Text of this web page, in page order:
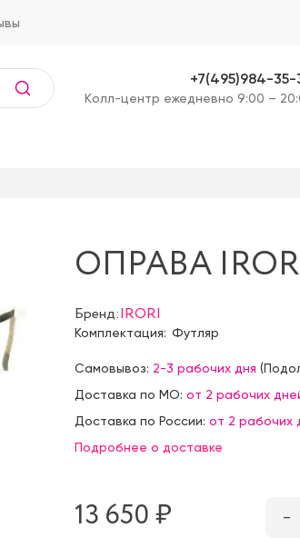
+7(495)984-35-
Kолл-центр ежедневно 9:00 –
ОПРАВА
Бренд:IRORI
Комплектация: Футляр
Самовывоз: 2-3 рабочих дня (
Доставка по МО: от 2 рабочих
Доставка по России: от 2 рабочих
Подробнее о доставке
13 650 ₷ –